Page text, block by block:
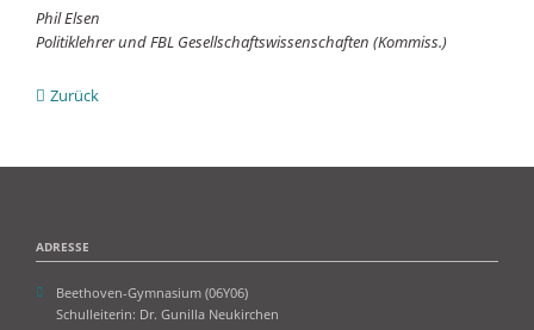
Phil Elsen
Politiklehrer und FBL Gesellschaftswissenschaften (Kommiss.)
Zurück
ADRESSE
Beethoven-Gymnasium (06Y06)
Schulleiterin: Dr. Gunilla Neukirchen